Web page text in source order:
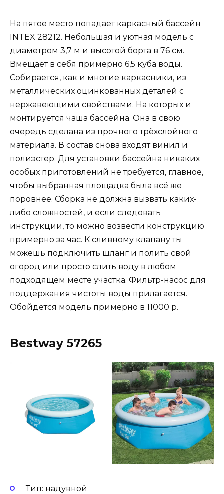
На пятое место попадает каркасный бассейн
INTEX 28212. Небольшая и уютная модель с
диаметром 3,7 м и высотой борта в 76 см.
Вмещает в себя примерно 6,5 куба воды.
Собирается, как и многие каркасники, из
металлических оцинкованных деталей с
нержавеющими свойствами. На которых и
монтируется чаша бассейна. Она в свою
очередь сделана из прочного трёхслойного
материала. В состав снова входят винил и
полиэстер. Для установки бассейна никаких
особых приготовлений не требуется, главное,
чтобы выбранная площадка была всё же
поровнее. Сборка не должна вызвать каких-
либо сложностей, и если следовать
инструкции, то можно возвести конструкцию
примерно за час. К сливному клапану ты
можешь подключить шланг и полить свой
огород или просто слить воду в любом
подходящем месте участка. Фильтр-насос для
поддержания чистоты воды прилагается.
Обойдётся модель примерно в 11000 р.
Bestway 57265
Тип: надувной